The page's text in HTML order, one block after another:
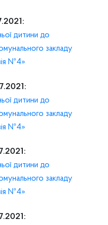
дитини до
закладу
№4»
дитини до
закладу
№4»
дитини до
закладу
№4»